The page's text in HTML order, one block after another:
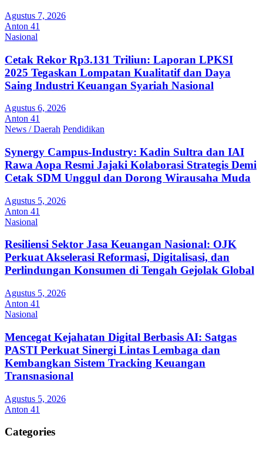
Agustus 7, 2026
Anton 41
Nasional
Cetak Rekor Rp3.131 Triliun: Laporan LPKSI
2025 Tegaskan Lompatan Kualitatif dan Daya
Saing Industri Keuangan Syariah Nasional
Agustus 6, 2026
Anton 41
News / Daerah Pendidikan
Synergy Campus-Industry: Kadin Sultra dan IAI
Rawa Aopa Resmi Jajaki Kolaborasi Strategis Demi
Cetak SDM Unggul dan Dorong Wirausaha Muda
Agustus 5, 2026
Anton 41
Nasional
Resiliensi Sektor Jasa Keuangan Nasional: OJK
Perkuat Akselerasi Reformasi, Digitalisasi, dan
Perlindungan Konsumen di Tengah Gejolak Global
Agustus 5, 2026
Anton 41
Nasional
Mencegat Kejahatan Digital Berbasis AI: Satgas
PASTI Perkuat Sinergi Lintas Lembaga dan
Kembangkan Sistem Tracking Keuangan
Transnasional
Agustus 5, 2026
Anton 41
Categories